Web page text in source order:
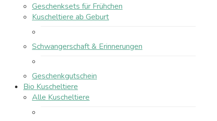
Geschenksets für Frühchen
Kuscheltiere ab Geburt
Schwangerschaft & Erinnerungen
Geschenkgutschein
Bio Kuscheltiere
Alle Kuscheltiere